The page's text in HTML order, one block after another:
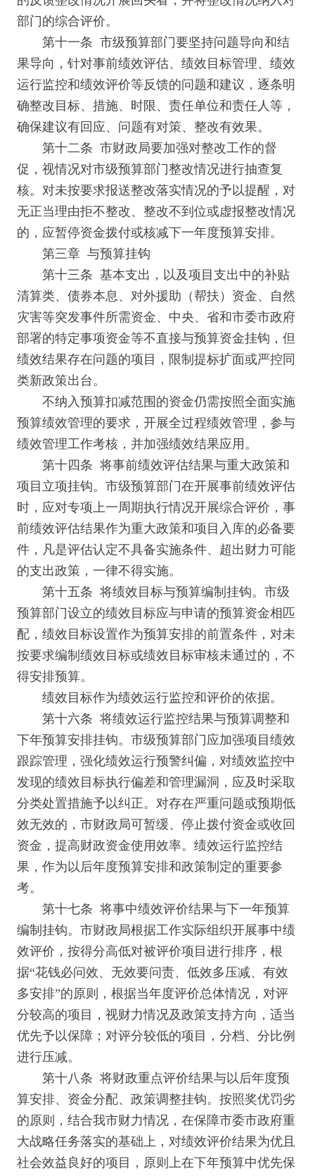
部门的综合评价。
第十一条 市级预算部门要坚持问题导向和结
果导向，针对事前绩效评估、绩效目标管理、绩效
运行监控和绩效评价等反馈的问题和建议，逐条明
确整改目标、措施、时限、责任单位和责任人等，
确保建议有回应、问题有对策、整改有效果。
第十二条 市财政局要加强对整改工作的督
促，视情况对市级预算部门整改情况进行抽查复
核。对未按要求报送整改落实情况的予以提醒，对
无正当理由拒不整改、整改不到位或虚报整改情况
的，应暂停资金拨付或核减下一年度预算安排。
第三章 与预算挂钩
第十三条 基本支出，以及项目支出中的补贴
清算类、债券本息、对外援助（帮扶）资金、自然
灾害等突发事件所需资金、中央、省和市委市政府
部署的特定事项资金等不直接与预算资金挂钩，但
绩效结果存在问题的项目，限制提标扩面或严控同
类新政策出台。
不纳入预算扣减范围的资金仍需按照全面实施
预算绩效管理的要求，开展全过程绩效管理，参与
绩效管理工作考核，并加强绩效结果应用。
第十四条 将事前绩效评估结果与重大政策和
项目立项挂钩。市级预算部门在开展事前绩效评估
时，应对专项上一周期执行情况开展综合评价，事
前绩效评估结果作为重大政策和项目入库的必备要
件，凡是评估认定不具备实施条件、超出财力可能
的支出政策，一律不得实施。
第十五条 将绩效目标与预算编制挂钩。市级
预算部门设立的绩效目标应与申请的预算资金相匹
配，绩效目标设置作为预算安排的前置条件，对未
按要求编制绩效目标或绩效目标审核未通过的，不
得安排预算。
绩效目标作为绩效运行监控和评价的依据。
第十六条 将绩效运行监控结果与预算调整和
下年预算安排挂钩。市级预算部门应加强项目绩效
跟踪管理，强化绩效运行预警纠偏，对绩效监控中
发现的绩效目标执行偏差和管理漏洞，应及时采取
分类处置措施予以纠正。对存在严重问题或预期低
效无效的，市财政局可暂缓、停止拨付资金或收回
资金，提高财政资金使用效率。绩效运行监控结
果，作为以后年度预算安排和政策制定的重要参
考。
第十七条 将事中绩效评价结果与下一年预算
编制挂钩。市财政局根据工作实际组织开展事中绩
效评价，按得分高低对被评价项目进行排序，根
据“花钱必问效、无效要问责、低效多压减、有效
多安排”的原则，根据当年度评价总体情况，对评
分较高的项目，视财力情况及政策支持方向，适当
优先予以保障；对评分较低的项目，分档、分比例
进行压减。
第十八条 将财政重点评价结果与以后年度预
算安排、资金分配、政策调整挂钩。按照奖优罚劣
的原则，结合我市财力情况，在保障市委市政府重
大战略任务落实的基础上，对绩效评价结果为优且
社会效益良好的项目，原则上在下年预算中优先保